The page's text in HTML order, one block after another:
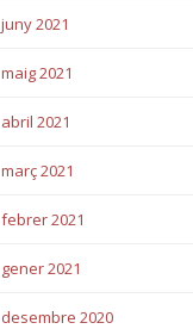
juny 2021
maig 2021
abril 2021
març 2021
febrer 2021
gener 2021
desembre 2020